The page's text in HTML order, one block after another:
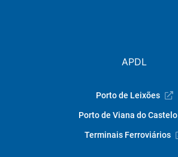
APDL
Porto de Leixões
Porto de Viana do Castelo
Terminais Ferroviários